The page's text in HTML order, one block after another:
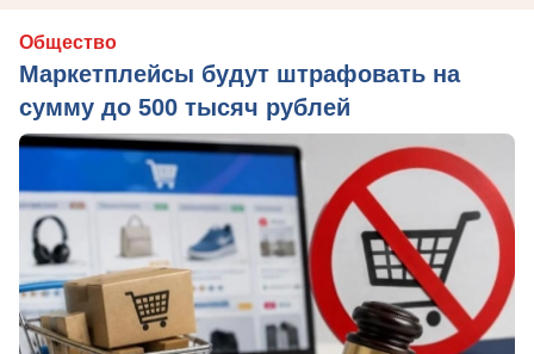
Общество
Маркетплейсы будут штрафовать на
сумму до 500 тысяч рублей